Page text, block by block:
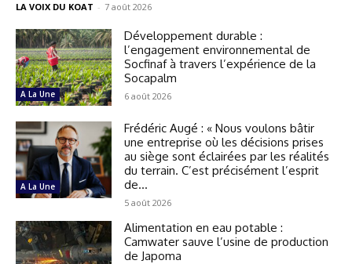
LA VOIX DU KOAT - 7 août 2026
A La Une
Développement durable :
l’engagement environnemental de
Socfinaf à travers l’expérience de la
Socapalm
6 août 2026
A La Une
Frédéric Augé : « Nous voulons bâtir
une entreprise où les décisions prises
au siège sont éclairées par les réalités
du terrain. C’est précisément l’esprit
de...
5 août 2026
Alimentation en eau potable :
Camwater sauve l’usine de production
de Japoma